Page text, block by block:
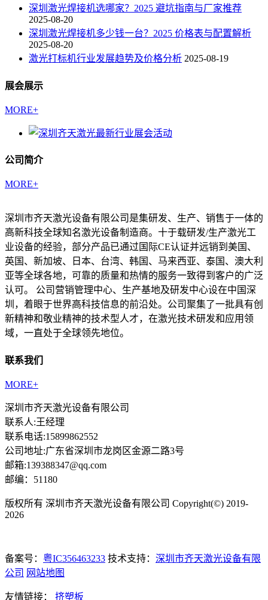
深圳激光焊接机选哪家？2025 避坑指南与厂家推荐
2025-08-20
深圳激光焊接机多少钱一台？2025 价格表与配置解析
2025-08-20
激光打标机行业发展趋势及价格分析 2025-08-19
展会展示
MORE+
公司简介
MORE+
深圳市齐天激光设备有限公司是集研发、生产、销售于一体的
高新科技全球知名激光设备制造商。十于载研发/生产激光工
业设备的经验，部分产品已通过国际CE认证并远销到美国、
英国、新加坡、日本、台湾、韩国、马来西亚、泰国、澳大利
亚等全球各地，可靠的质量和热情的服务一致得到客户的广泛
认可。 公司营销管理中心、生产基地及研发中心设在中国深
圳，着眼于世界高科技信息的前沿处。公司聚集了一批具有创
新精神和敬业精神的技术型人才，在激光技术研发和应用领
域，一直处于全球领先地位。
联系我们
MORE+
深圳市齐天激光设备有限公司
联系人:王经理
联系电话:15899862552
公司地址:广东省深圳市龙岗区金源二路3号
邮箱:139388347@qq.com
邮编：51180
版权所有 深圳市齐天激光设备有限公司 Copyright(©) 2019-
2026
备案号： 粤IC356463233 技术支持： 深圳市齐天激光设备有限
公司 网站地图
友情链接： 挤塑板